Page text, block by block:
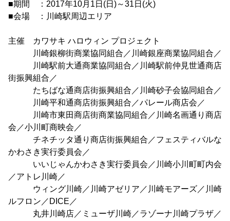
■期間 ：2017年10月1日(日)～31日(火)
■会場 ：川崎駅周辺エリア
主催 カワサキ ハロウィン プロジェクト
川崎銀柳街商業協同組合／川崎銀座商業協同組合／
川崎駅前大通商業協同組合／川崎駅前仲見世通商店
街振興組合／
たちばな通商店街振興組合／川崎砂子会協同組合／
川崎平和通商店街振興組合／パレール商店会／
川崎市東田商店街商業協同組合／川崎名画通り商店
会／小川町商映会／
チネチッタ通り商店街振興組合／フェスティバルな
かわさき実行委員会／
いいじゃんかわさき実行委員会／川崎小川町町内会
／アトレ川崎／
ウィング川崎／川崎アゼリア／川崎モアーズ／川崎
ルフロン／DICE／
丸井川崎店／ミューザ川崎／ラゾーナ川崎プラザ／